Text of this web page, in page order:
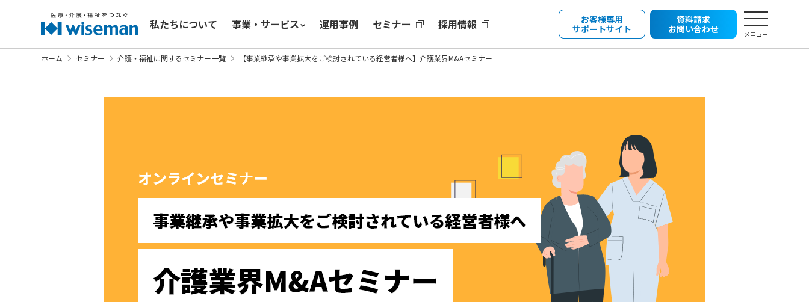
私たちについて 事業・サービス 運用事例 セミナー 採用情報
お客様専用
サポートサイト
資料請求
お問い合わせ
メニュー
ホーム セミナー 介護・福祉に関するセミナー一覧 【事業継承や事業拡大をご検討されている経営者様へ】介護業界M&Aセミナー